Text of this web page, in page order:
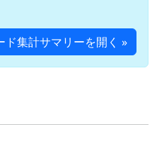
ド集計サマリーを開く »